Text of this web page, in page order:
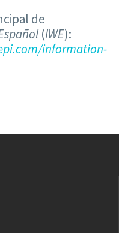
de
(IWE):
information-